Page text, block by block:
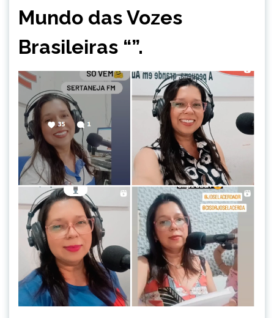
Mundo das Vozes
Brasileiras “”.